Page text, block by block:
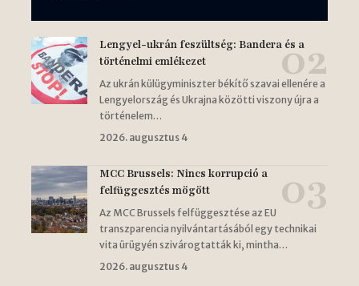
Lengyel-ukrán feszültség: Bandera és a
történelmi emlékezet
Az ukrán külügyminiszter békítő szavai ellenére a
Lengyelország és Ukrajna közötti viszony újra a
történelem…
2026. augusztus 4
MCC Brussels: Nincs korrupció a
felfüggesztés mögött
Az MCC Brussels felfüggesztése az EU
transzparencia nyilvántartásából egy technikai
vita ürügyén szivárogtatták ki, mintha…
2026. augusztus 4